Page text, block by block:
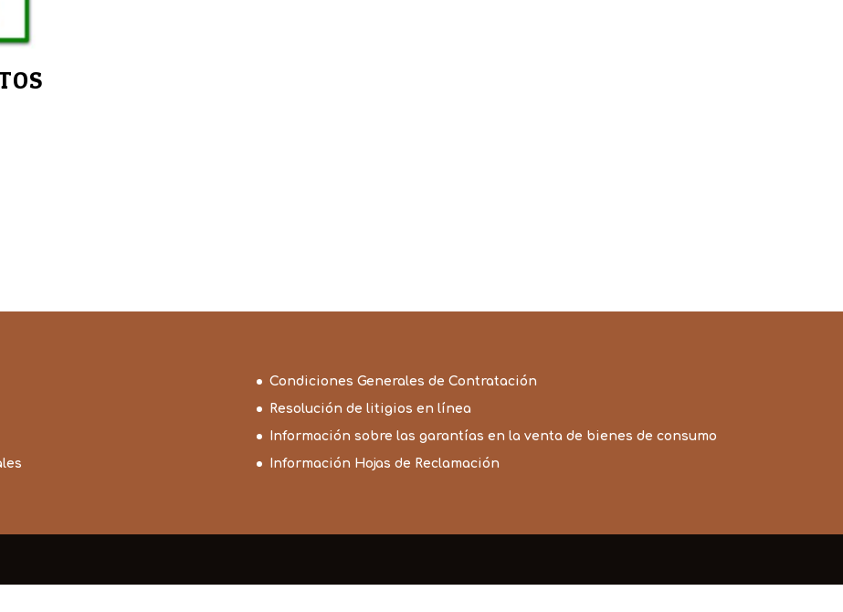
Condiciones Generales de Contratación
Resolución de litigios en línea
Información sobre las garantías en la venta de bienes de consumo
Información Hojas de Reclamación